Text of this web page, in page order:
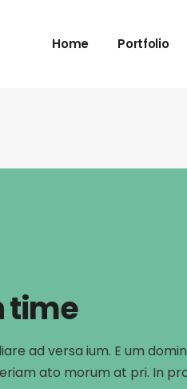
Home Portfolio
Erklärfilm
time
ad versa ium. E um
ato morum at pri. In